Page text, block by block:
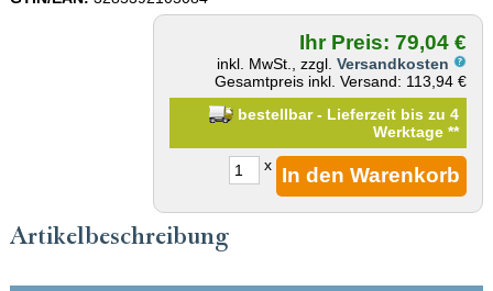
Ihr Preis: 79,04 €
inkl. MwSt., zzgl.Versandkosten
Gesamtpreis inkl. Versand: 113,94 €
bestellbar - Lieferzeit bis zu 4
Werktage**
x
Artikelbeschreibung